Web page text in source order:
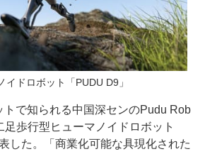
ドロボット「PUDU D9」
トで知られる中国深センのPudu Rob
歩行型ヒューマノイドロボット
した。「商業化可能な具現化された